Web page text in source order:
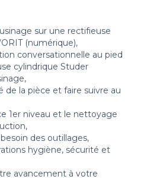
sur une rectifieuse
(numérique),
conversationnelle au pied
cylindrique Studer
de la pièce et faire suivre au
1er niveau et le nettoyage
des outillages,
hygiène, sécurité et
avancement à votre